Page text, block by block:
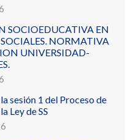
SOCIOEDUCATIVA EN
SOCIALES. NORMATIVA
UNIVERSIDAD-
sesión 1 del Proceso de
Ley de SS